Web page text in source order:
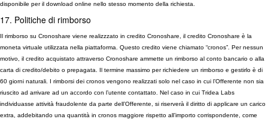
disponibile per il download online nello stesso momento della richiesta.
17. Politiche di rimborso
Il rimborso su Cronoshare viene realizzzato in credito Cronoshare, il credito Cronoshare è la
moneta virtuale utilizzata nella piattaforma. Questo credito viene chiamato “cronos”. Per nessun
motivo, il credito acquistato attraverso Cronoshare ammette un rimborso al conto bancario o alla
carta di credito/debito o prepagata. Il termine massimo per richiedere un rimborso e gestirlo è di
60 giorni naturali. I rimborsi dei cronos vengono realizzati solo nel caso in cui l’Offerente non sia
riuscito ad arrivare ad un accordo con l’utente contattato. Nel caso in cui Tridea Labs
individuasse attività fraudolente da parte dell’Offerente, si riserverà il diritto di applicare un carico
extra, addebitando una quantità in cronos maggiore rispetto all’importo corrispondente, come